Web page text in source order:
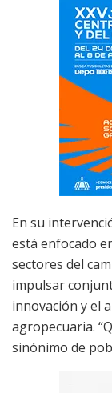
En su
está enfocado
sectores del
impulsar
innovación y el
agropecuaria.
sinónimo de